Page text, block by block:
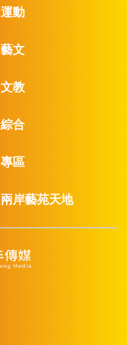
運動
藝文
文教
綜合
專區
兩岸藝苑天地